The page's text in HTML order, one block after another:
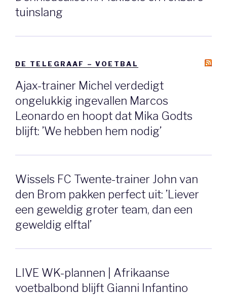
tuinslang
DE TELEGRAAF – VOETBAL
Ajax-trainer Michel verdedigt
ongelukkig ingevallen Marcos
Leonardo en hoopt dat Mika Godts
blijft: ’We hebben hem nodig’
Wissels FC Twente-trainer John van
den Brom pakken perfect uit: ’Liever
een geweldig groter team, dan een
geweldig elftal’
LIVE WK-plannen | Afrikaanse
voetbalbond blijft Gianni Infantino